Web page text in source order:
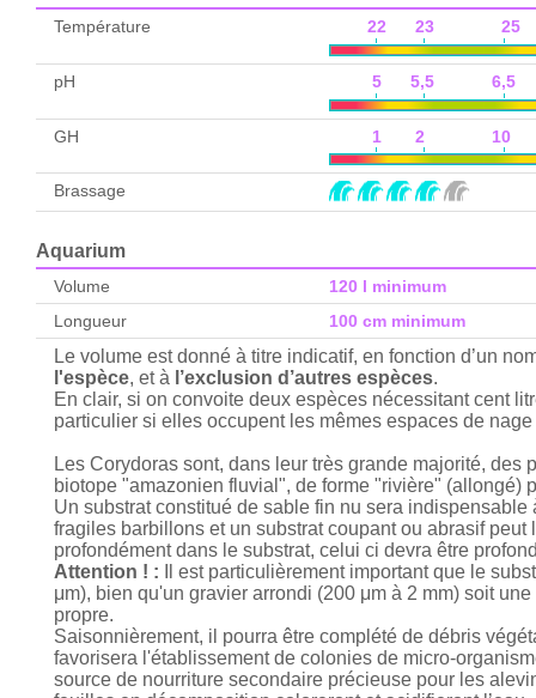
Température 22 23 25
pH 5 5,5 6,5
GH 1 2 10
Brassage
Aquarium
Volume
120 l minimum
Longueur
100 cm minimum
Le volume est donné à titre indicatif, en fonction d’un
l'espèce, et à l’exclusion d’autres espèces.
En clair, si on convoite deux espèces nécessitant cent
particulier si elles occupent les mêmes espaces de nage
Les Corydoras sont, dans leur très grande majorité,
biotope "amazonien fluvial", de forme "rivière" (allongé)
Un substrat constitué de sable fin nu sera
fragiles barbillons et un substrat coupant ou abrasif
profondément dans le substrat, celui ci devra être
Attention ! :
Il est particulièrement important que le
μm), bien qu'un gravier arrondi (200 μm à 2 mm) soit
propre.
Saisonnièrement, il pourra être complété de débris
favorisera l'établissement de colonies de micro-
source de nourriture secondaire précieuse pour les